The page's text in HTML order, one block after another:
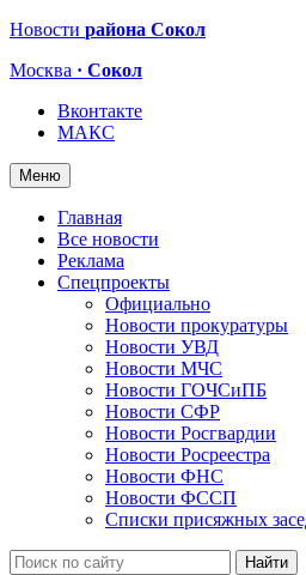
Новости района Сокол
Москва · Сокол
Вконтакте
МАКС
Меню
Главная
Все новости
Реклама
Спецпроекты
Официально
Новости прокуратуры
Новости УВД
Новости МЧС
Новости ГОЧСиПБ
Новости СФР
Новости Росгвардии
Новости Росреестра
Новости ФНС
Новости ФССП
Списки присяжных